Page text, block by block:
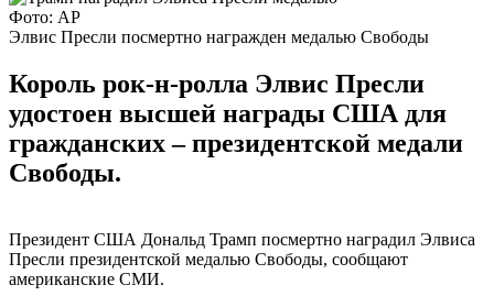
Фото: АР
Элвис Пресли посмертно награжден медалью Свободы
Король рок-н-ролла Элвис Пресли
удостоен высшей награды США для
гражданских – президентской медали
Свободы.
Президент США Дональд Трамп посмертно наградил Элвиса
Пресли президентской медалью Свободы, сообщают
американские СМИ.